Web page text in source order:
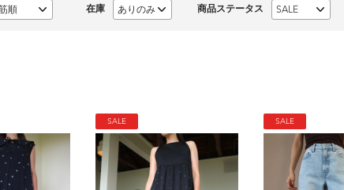
在庫 商品ステータス
SALE SALE